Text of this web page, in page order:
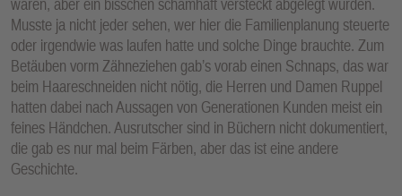
waren, aber ein bisschen schamhaft versteckt abgelegt wurden.
Musste ja nicht jeder sehen, wer hier die Familienplanung steuerte
oder irgendwie was laufen hatte und solche Dinge brauchte. Zum
Betäuben vorm Zähneziehen gab’s vorab einen Schnaps, das war
beim Haareschneiden nicht nötig, die Herren und Damen Ruppel
hatten dabei nach Aussagen von Generationen Kunden meist ein
feines Händchen. Ausrutscher sind in Büchern nicht dokumentiert,
die gab es nur mal beim Färben, aber das ist eine andere
Geschichte.